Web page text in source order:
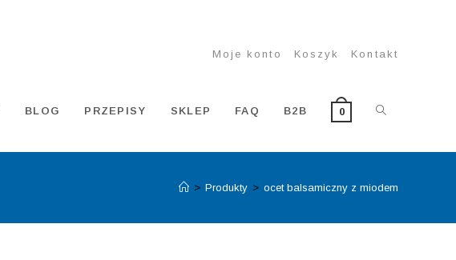
Moje konto Koszyk Kontakt
BLOG PRZEPISY SKLEP FAQ B2B 0 TOGGLE
WEBSITE
> Produkty > ocet balsamiczny z miodem